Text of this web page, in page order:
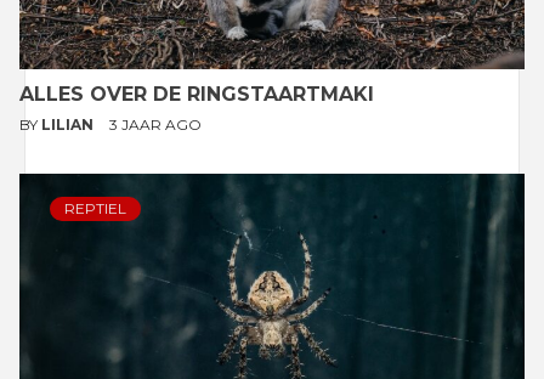
ALLES OVER DE RINGSTAARTMAKI
BY LILIAN 3 JAAR AGO
REPTIEL